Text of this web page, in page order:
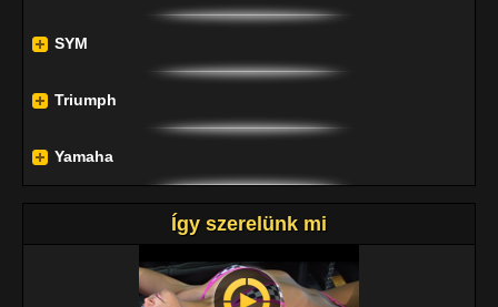
SYM
Triumph
Yamaha
Így szerelünk mi